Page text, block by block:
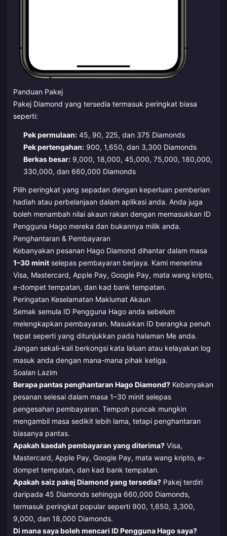
Panduan Pakej
Pakej Diamond yang tersedia termasuk peringkat biasa
seperti:
Pek permulaan:45, 90, 225, dan 375 Diamonds
Pek pertengahan:900, 1,650, dan 3,300 Diamonds
Berkas besar:9,000, 18,000, 45,000, 75,000, 180,000,
330,000, dan 660,000 Diamonds
Pilih peringkat yang sepadan dengan keperluan pemberian
hadiah atau perbelanjaan dalam aplikasi anda. Anda juga
boleh menambah nilai akaun rakan dengan memasukkan ID
Pengguna Hago mereka dan bukannya milik anda.
Penghantaran & Pembayaran
Kebanyakan pesanan Hago Diamond dihantar dalam masa
1–30 minit selepas pembayaran berjaya. Kami menerima
Visa, Mastercard, Apple Pay, Google Pay, mata wang kripto,
e-dompet tempatan, dan kad bank tempatan.
Peringatan Keselamatan Maklumat Akaun
Semak semula ID Pengguna Hago anda sebelum
melengkapkan pembayaran. Masukkan ID berangka penuh
tepat seperti yang ditunjukkan pada halaman Me anda.
Jangan sekali-kali berkongsi kata laluan atau kelayakan log
masuk anda dengan mana-mana pihak ketiga.
Soalan Lazim
Berapa pantas penghantaran Hago Diamond? Kebanyakan
pesanan selesai dalam masa 1–30 minit selepas
pengesahan pembayaran. Tempoh puncak mungkin
mengambil masa sedikit lebih lama, tetapi penghantaran
biasanya pantas.
Apakah kaedah pembayaran yang diterima? Visa,
Mastercard, Apple Pay, Google Pay, mata wang kripto, e-
dompet tempatan, dan kad bank tempatan.
Apakah saiz pakej Diamond yang tersedia? Pakej terdiri
daripada 45 Diamonds sehingga 660,000 Diamonds,
termasuk peringkat popular seperti 900, 1,650, 3,300,
9,000, dan 18,000 Diamonds.
Di mana saya boleh mencari ID Pengguna Hago saya?